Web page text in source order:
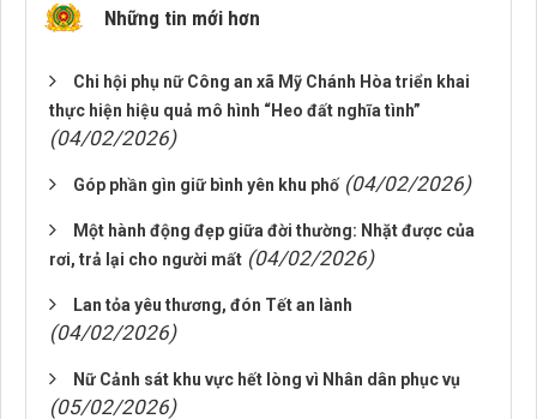
Những tin mới hơn
Chi hội phụ nữ Công an xã Mỹ Chánh Hòa triển khai
thực hiện hiệu quả mô hình “Heo đất nghĩa tình”
(04/02/2026)
Góp phần gìn giữ bình yên khu phố (04/02/2026)
Một hành động đẹp giữa đời thường: Nhặt được của
rơi, trả lại cho người mất (04/02/2026)
Lan tỏa yêu thương, đón Tết an lành
(04/02/2026)
Nữ Cảnh sát khu vực hết lòng vì Nhân dân phục vụ
(05/02/2026)